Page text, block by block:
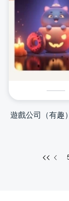
遊戲公司（有趣）